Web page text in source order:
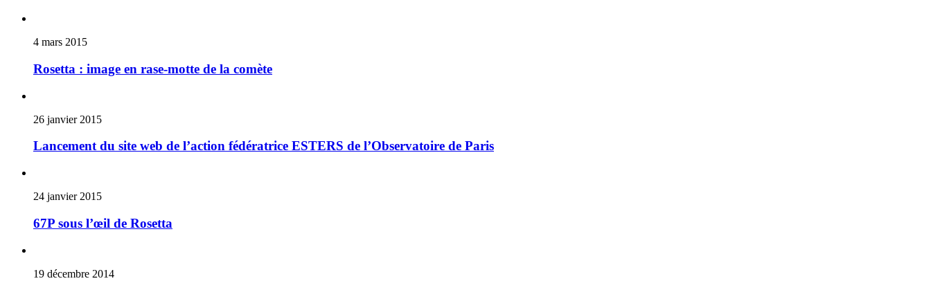
4 mars 2015
Rosetta : image en rase-motte de la comète
26 janvier 2015
Lancement du site web de l’action fédératrice ESTERS de l’Observatoire de Paris
24 janvier 2015
67P sous l’œil de Rosetta
19 décembre 2014